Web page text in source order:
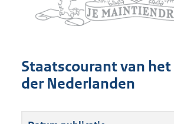
Staatscourant van
der Nederlanden